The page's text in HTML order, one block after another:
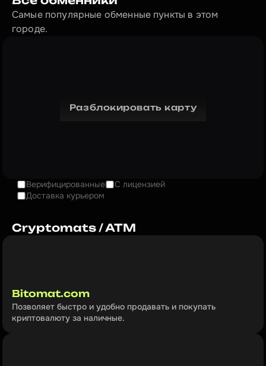
Самые популярные обменные пункты в этом
городе.
Разблокировать карту
Верифицированные
С лицензией
Доставка курьером
Cryptomats / ATM
Bitomat.com
Позволяет быстро и удобно продавать и покупать
криптовалюту за наличные.